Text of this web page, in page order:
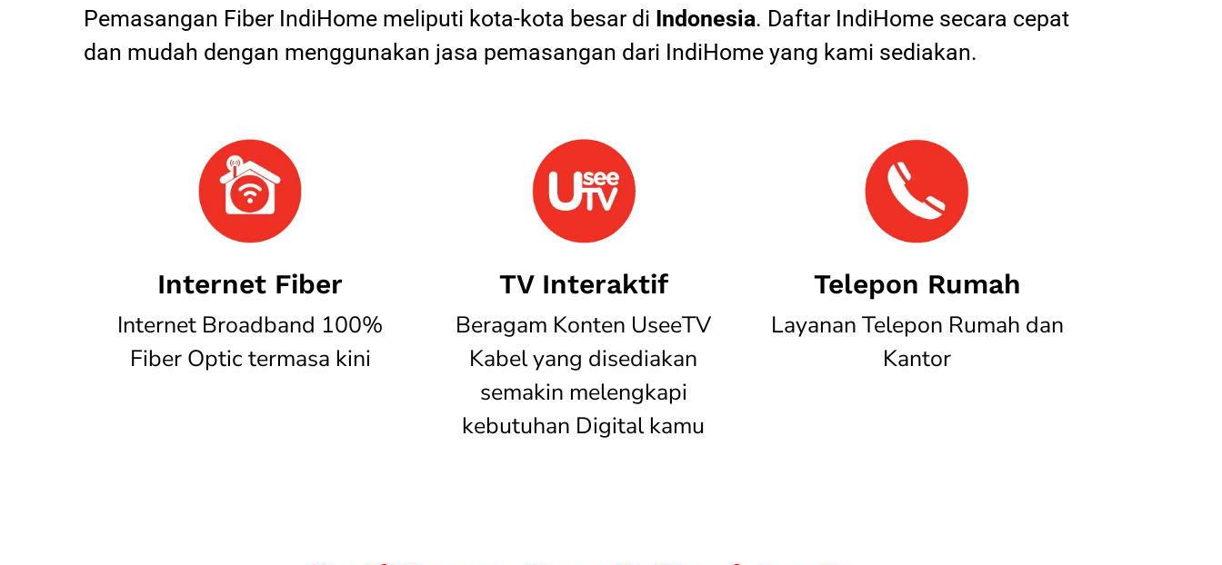
Pemasangan Fiber IndiHome meliputi kota-kota besar di Indonesia. Daftar IndiHome secara cepat
dan mudah dengan menggunakan jasa pemasangan dari IndiHome yang kami sediakan.
Internet Fiber
Internet Broadband 100%
Fiber Optic termasa kini
TV Interaktif
Beragam Konten UseeTV
Kabel yang disediakan
semakin melengkapi
kebutuhan Digital kamu
Telepon Rumah
Layanan Telepon Rumah dan
Kantor